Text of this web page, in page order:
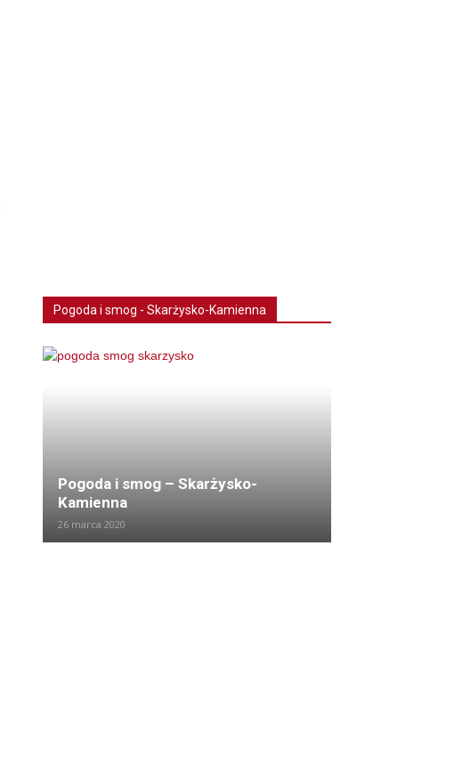
Pogoda i smog - Skarżysko-Kamienna
Pogoda i smog – Skarżysko-
Kamienna
26 marca 2020